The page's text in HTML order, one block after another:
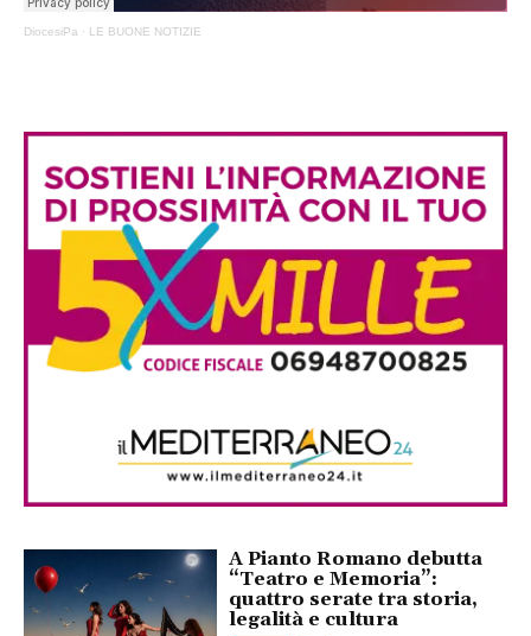
DiocesiPa · LE BUONE NOTIZIE
A Pianto Romano debutta
“Teatro e Memoria”:
quattro serate tra storia,
legalità e cultura